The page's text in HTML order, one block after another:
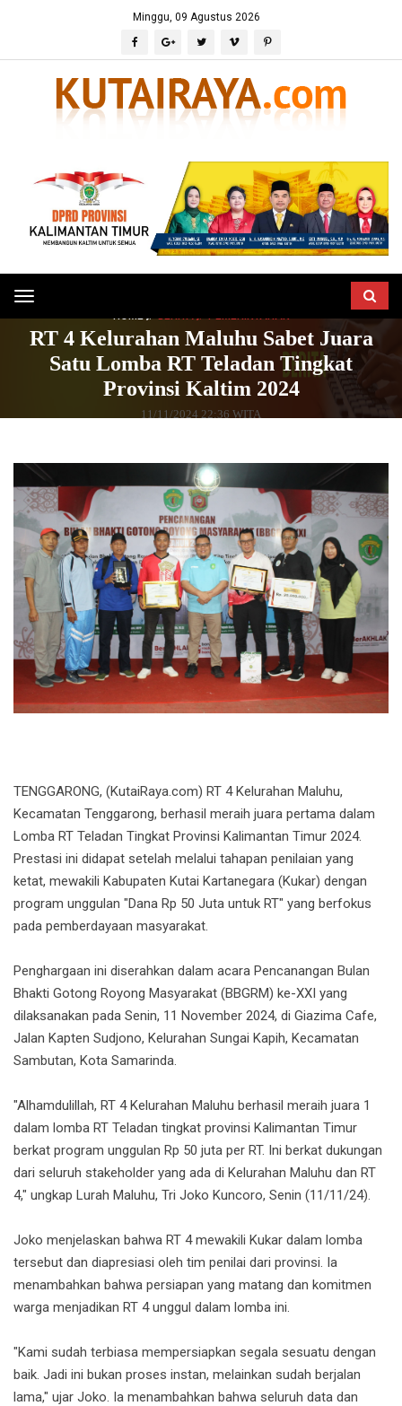
Minggu, 09 Agustus 2026
Toggle
navigation
RT 4 Kelurahan Maluhu Sabet Juara
Satu Lomba RT Teladan Tingkat
Provinsi Kaltim 2024
11/11/2024 22:36 WITA
TENGGARONG, (KutaiRaya.com) RT 4 Kelurahan Maluhu,
Kecamatan Tenggarong, berhasil meraih juara pertama dalam
Lomba RT Teladan Tingkat Provinsi Kalimantan Timur 2024.
Prestasi ini didapat setelah melalui tahapan penilaian yang
ketat, mewakili Kabupaten Kutai Kartanegara (Kukar) dengan
program unggulan "Dana Rp 50 Juta untuk RT" yang berfokus
pada pemberdayaan masyarakat.
Penghargaan ini diserahkan dalam acara Pencanangan Bulan
Bhakti Gotong Royong Masyarakat (BBGRM) ke-XXI yang
dilaksanakan pada Senin, 11 November 2024, di Giazima Cafe,
Jalan Kapten Sudjono, Kelurahan Sungai Kapih, Kecamatan
Sambutan, Kota Samarinda.
"Alhamdulillah, RT 4 Kelurahan Maluhu berhasil meraih juara 1
dalam lomba RT Teladan tingkat provinsi Kalimantan Timur
berkat program unggulan Rp 50 juta per RT. Ini berkat dukungan
dari seluruh stakeholder yang ada di Kelurahan Maluhu dan RT
4," ungkap Lurah Maluhu, Tri Joko Kuncoro, Senin (11/11/24).
Joko menjelaskan bahwa RT 4 mewakili Kukar dalam lomba
tersebut dan diapresiasi oleh tim penilai dari provinsi. Ia
menambahkan bahwa persiapan yang matang dan komitmen
warga menjadikan RT 4 unggul dalam lomba ini.
"Kami sudah terbiasa mempersiapkan segala sesuatu dengan
baik. Jadi ini bukan proses instan, melainkan sudah berjalan
lama," ujar Joko. Ia menambahkan bahwa seluruh data dan